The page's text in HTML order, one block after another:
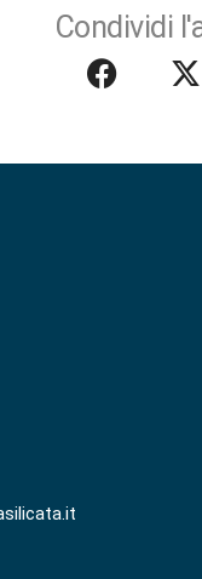
Condividi